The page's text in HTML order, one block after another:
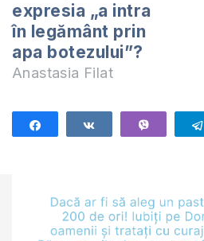
înregistrare la lecția
de studiu biblic
online pe care îl
conduc în fiecare
pe
expresia „a intra
în legământ prin
apa botezului”?
Anastasia Filat